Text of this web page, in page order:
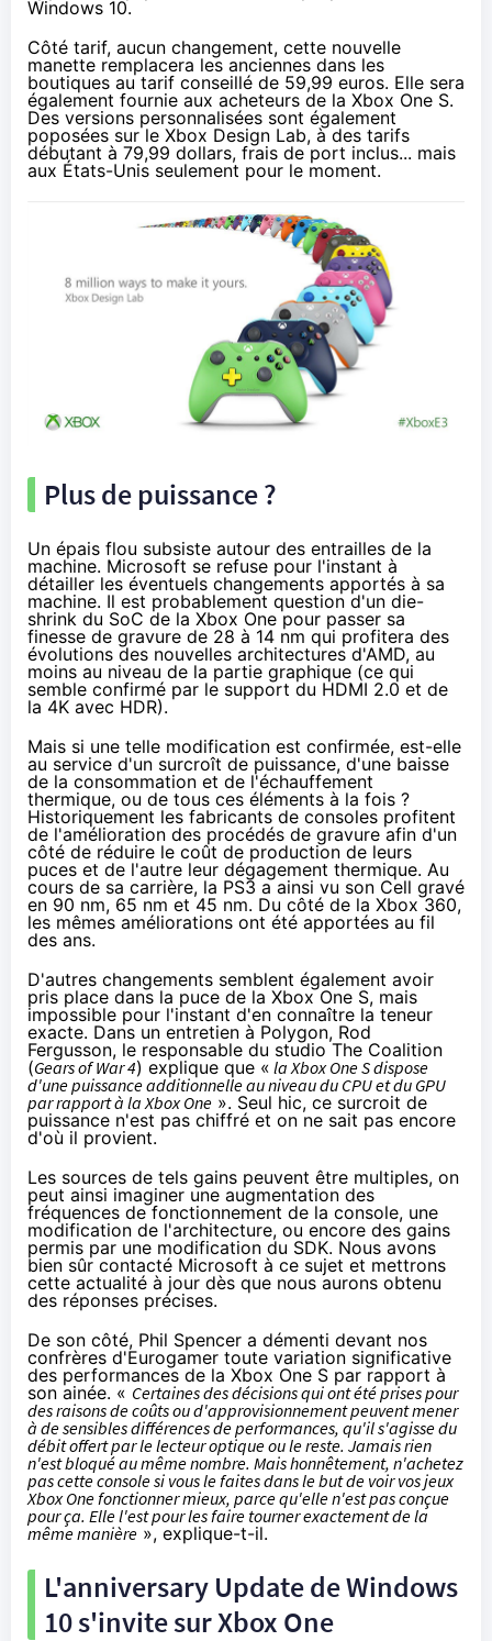
Windows 10.
Côté tarif, aucun changement, cette nouvelle
manette remplacera les anciennes dans les
boutiques au tarif conseillé de 59,99 euros. Elle sera
également fournie aux acheteurs de la Xbox One S.
Des versions personnalisées sont également
poposées sur le Xbox Design Lab, à des tarifs
débutant à 79,99 dollars, frais de port inclus... mais
aux États-Unis seulement pour le moment.
Plus de puissance ?
Un épais flou subsiste autour des entrailles de la
machine. Microsoft se refuse pour l'instant à
détailler les éventuels changements apportés à sa
machine. Il est probablement question d'un die-
shrink du SoC de la Xbox One pour passer sa
finesse de gravure de 28 à 14 nm qui profitera des
évolutions des nouvelles architectures d'AMD, au
moins au niveau de la partie graphique (ce qui
semble confirmé par le support du HDMI 2.0 et de
la 4K avec HDR).
Mais si une telle modification est confirmée, est-elle
au service d'un surcroît de puissance, d'une baisse
de la consommation et de l'échauffement
thermique, ou de tous ces éléments à la fois ?
Historiquement les fabricants de consoles profitent
de l'amélioration des procédés de gravure afin d'un
côté de réduire le coût de production de leurs
puces et de l'autre leur dégagement thermique. Au
cours de sa carrière, la PS3 a ainsi vu son Cell gravé
en 90 nm, 65 nm et 45 nm. Du côté de la Xbox 360,
les mêmes améliorations ont été apportées au fil
des ans.
D'autres changements semblent également avoir
pris place dans la puce de la Xbox One S, mais
impossible pour l'instant d'en connaître la teneur
exacte. Dans un entretien à Polygon, Rod
Fergusson, le responsable du studio The Coalition
(Gears of War 4) explique que « la Xbox OneS dispose
d'une puissance additionnelle au niveau du CPU et du GPU
par rapport à la Xbox One ». Seul hic, ce surcroit de
puissance n'est pas chiffré et on ne sait pas encore
d'où il provient.
Les sources de tels gains peuvent être multiples, on
peut ainsi imaginer une augmentation des
fréquences de fonctionnement de la console, une
modification de l'architecture, ou encore des gains
permis par une modification du SDK. Nous avons
bien sûr contacté Microsoft à ce sujet et mettrons
cette actualité à jour dès que nous aurons obtenu
des réponses précises.
De son côté, Phil Spencer a démenti devant nos
confrères d'Eurogamer toute variation significative
des performances de la Xbox One S par rapport à
son ainée. « Certaines des décisions qui ont été prises pour
des raisons de coûts ou d'approvisionnement peuvent mener
à de sensibles différences de performances, qu'il s'agisse du
débit offert par le lecteur optique ou le reste. Jamais rien
n'est bloqué au même nombre. Mais honnêtement, n'achetez
pas cette console si vous le faites dans le but de voir vos jeux
Xbox One fonctionner mieux, parce qu'elle n'est pas conçue
pour ça. Elle l'est pour les faire tourner exactement de la
même manière », explique-t-il.
L'anniversary Update deWindows
10s'invite surXbox One